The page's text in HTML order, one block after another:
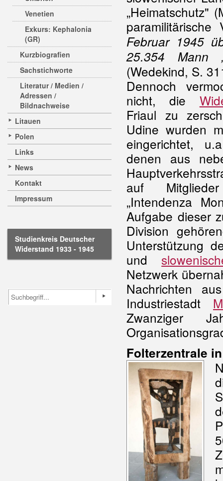
Venetien
Exkurs: Kephalonia
(GR)
Kurzbiografien
Sachstichworte
Literatur / Medien /
Adressen /
Bildnachweise
Litauen
Polen
Links
News
Kontakt
Impressum
Studienkreis Deutscher
Widerstand 1933 - 1945
„Heimatschutz"
paramilitärische
Februar 1945
25.354 Mann
(Wedekind, S.
Dennoch
nicht, die
Friaul zu
Udine wurden
eingerichtet,
denen aus
auf
„Intendenza
Aufgabe dieser
Division
Unterstützung
und
Netzwerk
Nachrichten
Industriestadt
Zwanziger
Folterzentrale